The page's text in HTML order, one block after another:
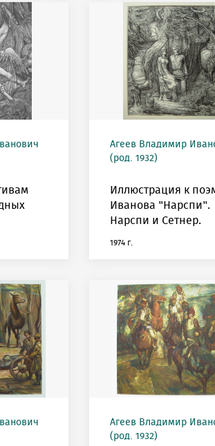
Агеев Владимир
(род. 1932)
Иллюстрация к
Иванова "Нарспи".
Нарспи и Сетнер.
1974 г.
Агеев Владимир
(род. 1932)